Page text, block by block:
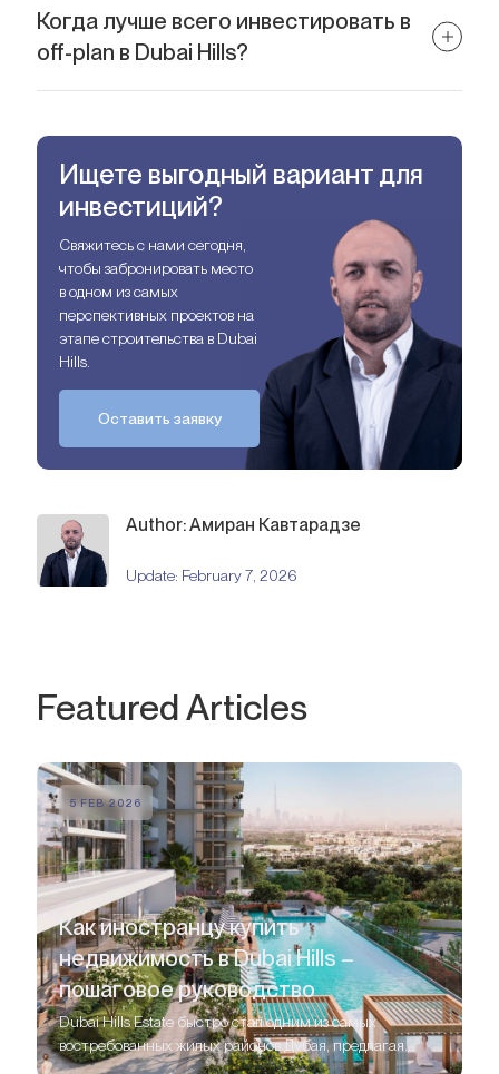
ликвидностью.
Когда лучше всего инвестировать в
off-plan в Dubai Hills?
Ищете выгодный вариант для
инвестиций?
Свяжитесь с нами сегодня,
чтобы забронировать место
в одном из самых
перспективных проектов на
этапе строительства в Dubai
Hills.
Оставить заявку
Author: Амиран Кавтарадзе
Update: February 7, 2026
Featured Articles
5 FEB 2026
Как иностранцу купить
недвижимость в Dubai Hills –
пошаговое руководство
Dubai Hills Estate быстро стал одним из самых
востребованных жилых районов Дубая, предлагая
сочетание современной роскоши, зеленых ландшафтов